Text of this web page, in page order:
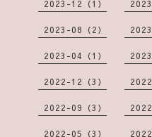
2023-12（1）
2023-08（2）
2023-04（1）
2022-12（3）
2022-09（3）
2022-05（3）